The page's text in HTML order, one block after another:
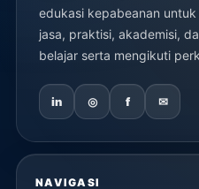
edukasi kepabeanan
jasa, praktisi, akademisi,
belajar serta mengikuti
in ◎ f ✉
NAVIGASI